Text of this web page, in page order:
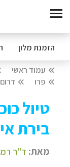
הזמנת מלון
עמוד ראשי
פרו
טיול
בירת
מאת: ד"ר